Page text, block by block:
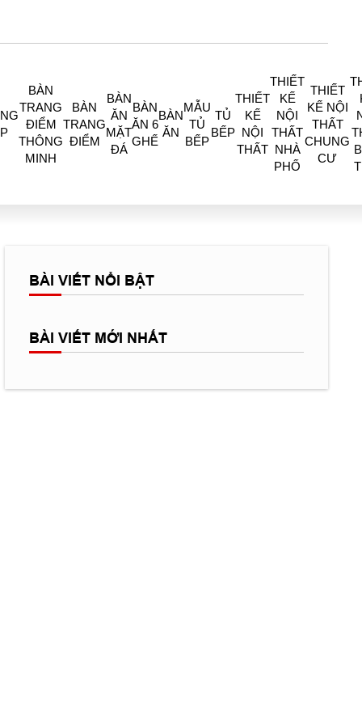
BÀN
TRANG
ĐIỂM
THÔNG
MINH
BÀN
TRANG
ĐIỂM
BÀN
ĂN
MẶT
ĐÁ
BÀN
ĂN 6
GHẾ
BÀN
ĂN
MẪU
TỦ
BẾP
TỦ
BẾP
THIẾT
KẾ
NỘI
THẤT
THIẾT
KẾ
NỘI
THẤT
NHÀ
PHỐ
THIẾT
KẾ NỘI
THẤT
CHUNG
CƯ
BÀI VIẾT NỔI BẬT
BÀI VIẾT MỚI NHẤT